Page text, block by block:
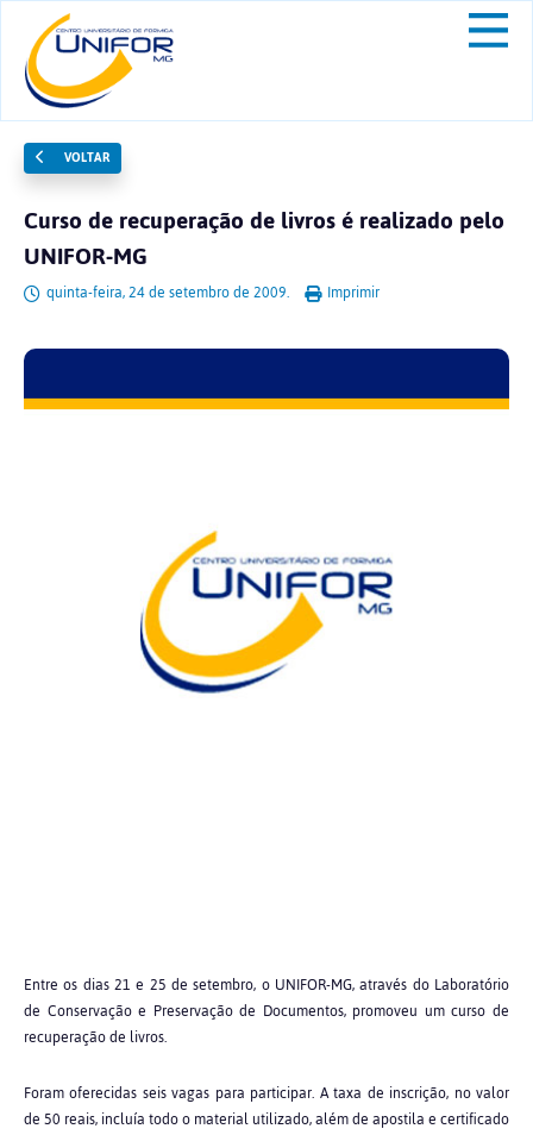
VOLTAR
Curso de recuperação de livros é realizado pelo
UNIFOR-MG
quinta-feira, 24 de setembro de 2009. Imprimir
Entre os dias 21 e 25 de setembro, o UNIFOR-MG, através do Laboratório
de Conservação e Preservação de Documentos, promoveu um curso de
recuperação de livros.
Foram oferecidas seis vagas para participar. A taxa de inscrição, no valor
de 50 reais, incluía todo o material utilizado, além de apostila e certificado